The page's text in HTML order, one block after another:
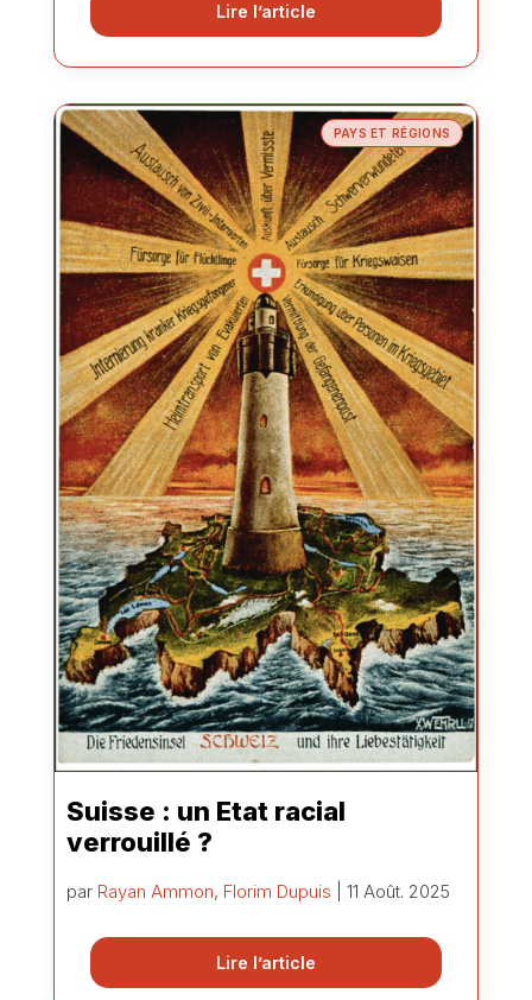
Lire l’article
PAYS ET RÉGIONS
Suisse : un Etat racial
verrouillé ?
par Rayan Ammon, Florim Dupuis | 11 Août. 2025
Lire l’article